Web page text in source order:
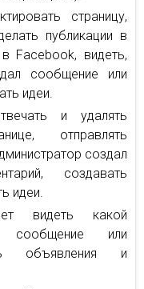
страницу,
публикации в
Facebook, видеть,
сообщение или
идеи.
и удалять
отправлять
создал
создавать
идеи.
видеть какой
сообщение или
объявления и